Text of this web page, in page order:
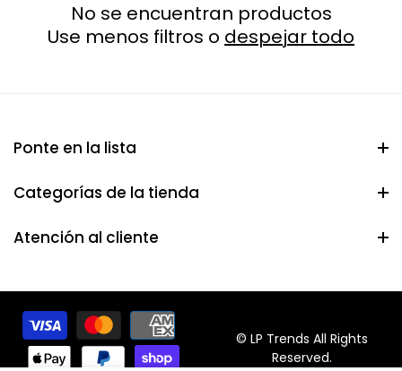
No se encuentran productos
Use menos filtros o despejar todo
Ponte en la lista
Categorías de la tienda
Atención al cliente
© LP Trends All Rights
Reserved.